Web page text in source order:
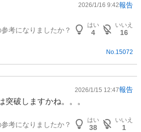
2026/1/16 9:42報告
考になりましたか？
はい
4
いいえ
16
No. 15072
2026/1/15 12:47報告
突破しますかね。。。
考になりましたか？
はい
38
いいえ
1